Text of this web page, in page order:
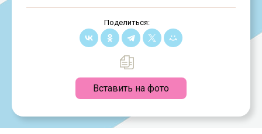
Поделиться:
Вставить на фото